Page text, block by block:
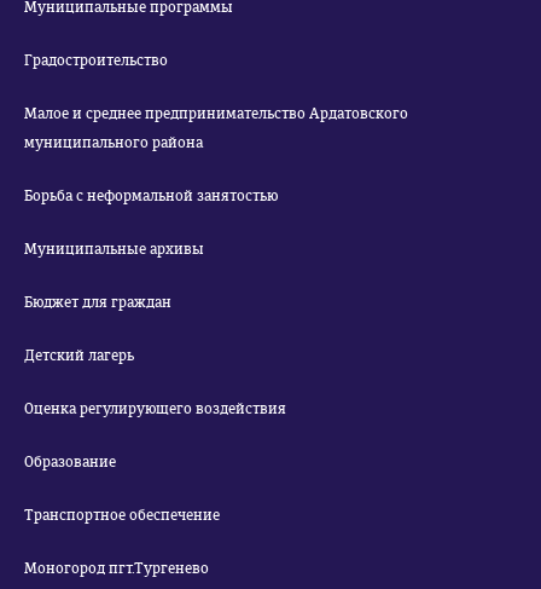
Муниципальные программы
Градостроительство
Малое и среднее предпринимательство Ардатовского
муниципального района
Борьба с неформальной занятостью
Муниципальные архивы
Бюджет для граждан
Детский лагерь
Оценка регулирующего воздействия
Образование
Транспортное обеспечение
Моногород пгт.Тургенево